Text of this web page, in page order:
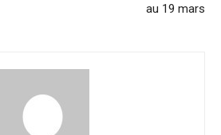
au 19 mars